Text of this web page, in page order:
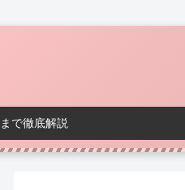
で徹底解説